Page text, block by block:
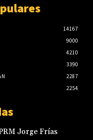
14167
9000
4210
3390
2287
2254
Jorge Frías